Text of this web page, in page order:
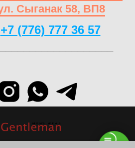
Сыганак 58, ВП8
+7 (776) 777 36 57